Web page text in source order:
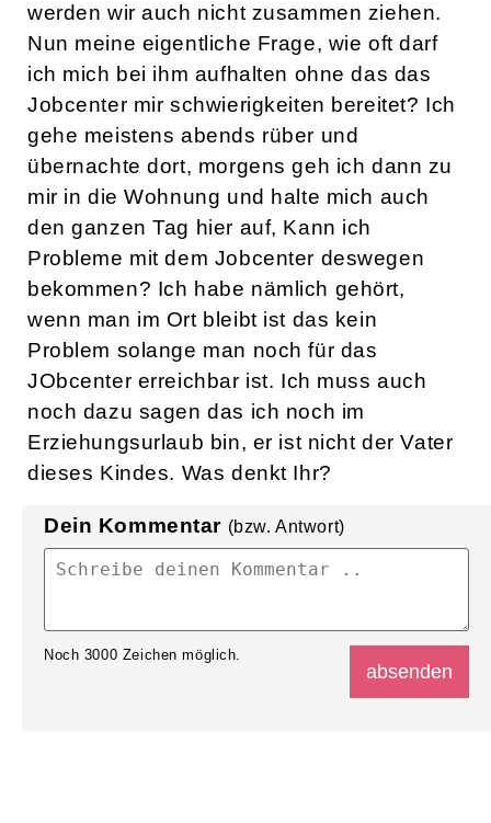
werden wir auch nicht zusammen ziehen.
Nun meine eigentliche Frage, wie oft darf
ich mich bei ihm aufhalten ohne das das
Jobcenter mir schwierigkeiten bereitet? Ich
gehe meistens abends rüber und
übernachte dort, morgens geh ich dann zu
mir in die Wohnung und halte mich auch
den ganzen Tag hier auf, Kann ich
Probleme mit dem Jobcenter deswegen
bekommen? Ich habe nämlich gehört,
wenn man im Ort bleibt ist das kein
Problem solange man noch für das
JObcenter erreichbar ist. Ich muss auch
noch dazu sagen das ich noch im
Erziehungsurlaub bin, er ist nicht der Vater
dieses Kindes. Was denkt Ihr?
Dein Kommentar (bzw. Antwort)
Noch 3000 Zeichen möglich.